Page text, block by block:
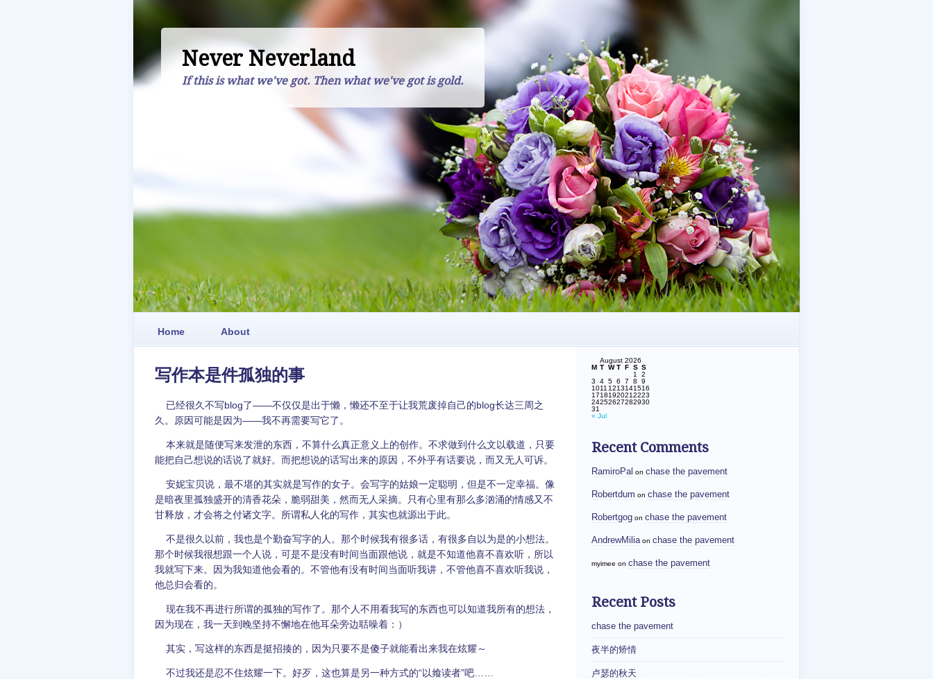
Never Neverland
If this is what we've got. Then what we've got is gold.
Home About
写作本是件孤独的事
已经很久不写blog了——不仅仅是出于懒，懒还不至于让我荒废掉自己的blog长达三周之
久。原因可能是因为——我不再需要写它了。
本来就是随便写来发泄的东西，不算什么真正意义上的创作。不求做到什么文以载道，只要
能把自己想说的话说了就好。而把想说的话写出来的原因，不外乎有话要说，而又无人可诉。
安妮宝贝说，最不堪的其实就是写作的女子。会写字的姑娘一定聪明，但是不一定幸福。像
是暗夜里孤独盛开的清香花朵，脆弱甜美，然而无人采摘。只有心里有那么多汹涌的情感又不
甘释放，才会将之付诸文字。所谓私人化的写作，其实也就源出于此。
不是很久以前，我也是个勤奋写字的人。那个时候我有很多话，有很多自以为是的小想法。
那个时候我很想跟一个人说，可是不是没有时间当面跟他说，就是不知道他喜不喜欢听，所以
我就写下来。因为我知道他会看的。不管他有没有时间当面听我讲，不管他喜不喜欢听我说，
他总归会看的。
现在我不再进行所谓的孤独的写作了。那个人不用看我写的东西也可以知道我所有的想法，
因为现在，我一天到晚坚持不懈地在他耳朵旁边聒噪着：）
其实，写这样的东西是挺招揍的，因为只要不是傻子就能看出来我在炫耀～
不过我还是忍不住炫耀一下。好歹，这也算是另一种方式的“以飨读者”吧……
August 2026
M T W T F S S
1
2
3
4 5 6 7 8
9
1011 1213141516
17181920212223
24252627282930
31
« Jul
Recent Comments
RamiroPal on chase the pavement
Robertdum on chase the pavement
Robertgog on chase the pavement
AndrewMilia on chase the pavement
myimee on chase the pavement
Recent Posts
chase the pavement
夜半的矫情
卢瑟的秋天